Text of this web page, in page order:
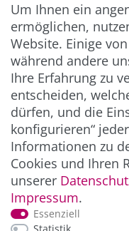
**
ZAHLUNG &
Um Ihnen ein
ermöglichen,
Website. Einige
während andere
Ihre Erfahrung zu
entscheiden,
dürfen, und die
konfigurieren“
Informationen zu
Cookies und Ihren
unserer
Impressum.
Essenziell